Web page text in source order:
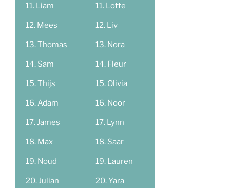
Liam
Mees
Thomas
Sam
Thijs
Adam
James
Max
Noud
Julian
Lotte
Liv
Nora
Fleur
Olivia
Noor
Lynn
Saar
Lauren
Yara